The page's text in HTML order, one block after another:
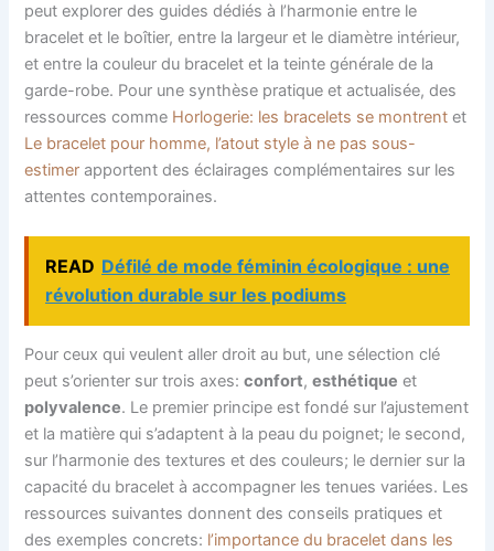
peut explorer des guides dédiés à l’harmonie entre le
bracelet et le boîtier, entre la largeur et le diamètre intérieur,
et entre la couleur du bracelet et la teinte générale de la
garde-robe. Pour une synthèse pratique et actualisée, des
ressources comme Horlogerie: les bracelets se montrent et
Le bracelet pour homme, l’atout style à ne pas sous-
estimer apportent des éclairages complémentaires sur les
attentes contemporaines.
READ Défilé de mode féminin écologique : une
révolution durable sur les podiums
Pour ceux qui veulent aller droit au but, une sélection clé
peut s’orienter sur trois axes:confort,esthétique et
polyvalence. Le premier principe est fondé sur l’ajustement
et la matière qui s’adaptent à la peau du poignet; le second,
sur l’harmonie des textures et des couleurs; le dernier sur la
capacité du bracelet à accompagner les tenues variées. Les
ressources suivantes donnent des conseils pratiques et
des exemples concrets: l’importance du bracelet dans les